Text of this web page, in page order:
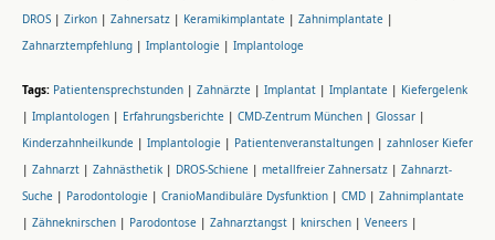
DROS | Zirkon | Zahnersatz | Keramikimplantate | Zahnimplantate |
Zahnarztempfehlung | Implantologie | Implantologe
Tags: Patientensprechstunden | Zahnärzte | Implantat | Implantate | Kiefergelenk
| Implantologen | Erfahrungsberichte | CMD-Zentrum München | Glossar |
Kinderzahnheilkunde | Implantologie | Patientenveranstaltungen | zahnloser Kiefer
| Zahnarzt | Zahnästhetik | DROS-Schiene | metallfreier Zahnersatz | Zahnarzt-
Suche | Parodontologie | CranioMandibuläre Dysfunktion | CMD | Zahnimplantate
| Zähneknirschen | Parodontose | Zahnarztangst | knirschen | Veneers |